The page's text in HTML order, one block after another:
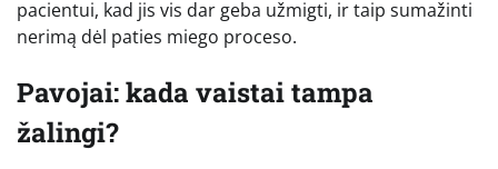
pacientui, kad jis vis dar geba užmigti, ir taip sumažinti
nerimą dėl paties miego proceso.
Pavojai: kada vaistai tampa
žalingi?